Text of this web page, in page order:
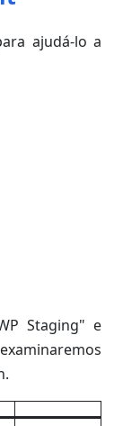
ajudá-lo a
Staging" e